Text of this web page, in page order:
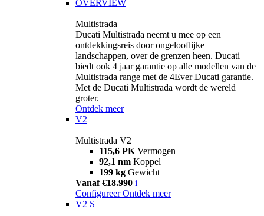
OVERVIEW
Multistrada
Ducati Multistrada neemt u mee op een
ontdekkingsreis door ongelooflijke
landschappen, over de grenzen heen. Ducati
biedt ook 4 jaar garantie op alle modellen van de
Multistrada range met de 4Ever Ducati garantie.
Met de Ducati Multistrada wordt de wereld
groter.
Ontdek meer
V2
Multistrada V2
115,6 PK Vermogen
92,1 nm Koppel
199 kg Gewicht
Vanaf €18.990 i
Configureer Ontdek meer
V2 S